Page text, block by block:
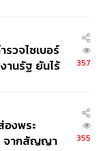
รวจไซเบอร์
านรัฐ ยันไร้
357
งพระ
จากสัญญา
355